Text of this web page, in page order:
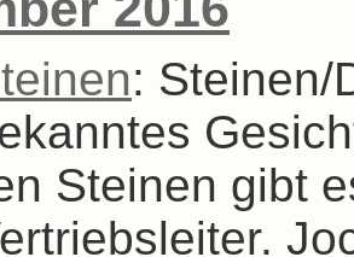
: Steinen/
Steinen gibt